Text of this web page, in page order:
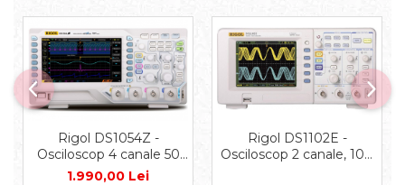
Rigol DS1054Z -
Osciloscop 4 canale 50
MHz
1.990,00 Lei
Rigol DS1102E -
Osciloscop 2 canale, 100